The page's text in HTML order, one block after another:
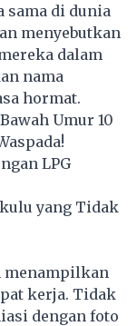
sama di dunia
menyebutkan
dalam
nama
hormat.
Umur 10
LPG
yang Tidak
menampilkan
kerja. Tidak
dengan foto